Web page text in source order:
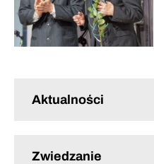
Aktualności
Zwiedzanie